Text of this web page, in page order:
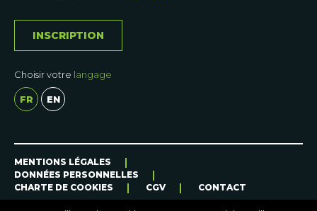
CAS
D’APPLICATION
Nos
INSCRIPTION
Choisir votre langage
FR EN
MENTIONS LÉGALES
DONNÉES PERSONNELLES
CHARTE DE COOKIES
CGV CONTACT